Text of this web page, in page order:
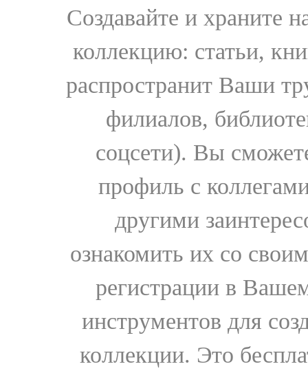
Создавайте и храните
коллекцию: статьи,
распространит Ваши
филиалов,
соцсети). Вы
профиль с
другими
ознакомить их со
регистрации в
инструментов для
коллекции. Это